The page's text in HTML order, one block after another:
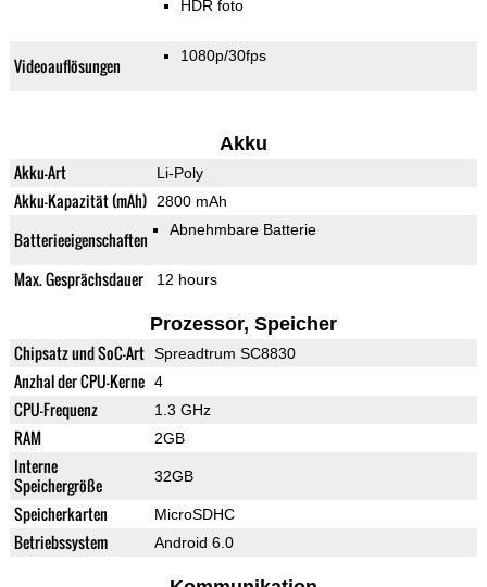
HDR foto
Videoauflösungen 1080p/30fps
Akku
Akku-Art Li-Poly
Akku-Kapazität (mAh) 2800 mAh
Batterieeigenschaften Abnehmbare Batterie
Max. Gesprächsdauer 12 hours
Prozessor, Speicher
Chipsatz und SoC-Art Spreadtrum SC8830
Anzhal der CPU-Kerne 4
CPU-Frequenz 1.3 GHz
RAM 2GB
Interne
Speichergröße
32GB
Speicherkarten MicroSDHC
Betriebssystem Android 6.0